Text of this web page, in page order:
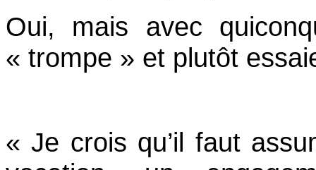
Oui, mais avec
« trompe » et plutôt
« Je crois qu’il faut